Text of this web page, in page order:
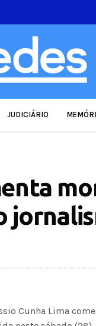
JUDICIÁRIO
Cunha Lima